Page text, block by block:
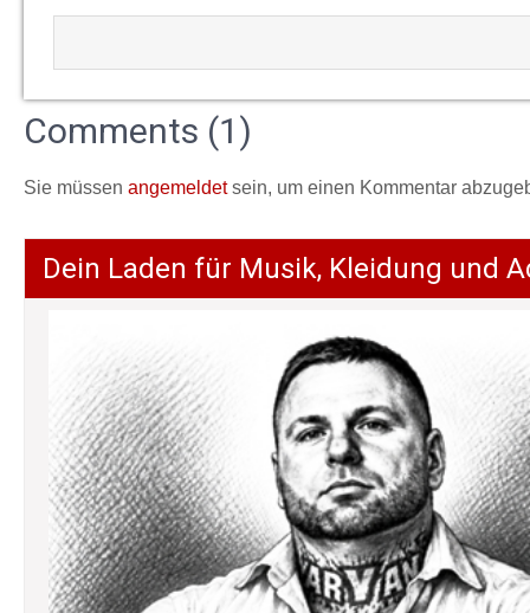
Comments (1)
Sie müssen angemeldetsein, um einen Kommentar
Dein Laden für Musik, Kleidung und